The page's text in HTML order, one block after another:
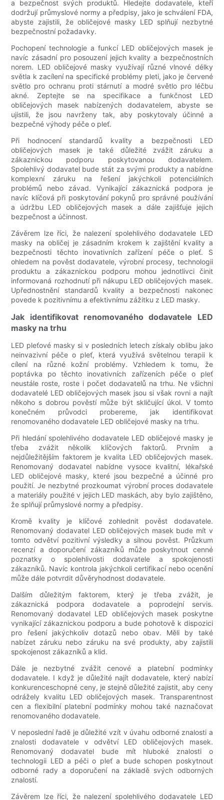
a bezpečnost svých produktů. Hledejte dodavatele, kteří
dodržují průmyslové normy a předpisy, jako je schválení FDA,
abyste zajistili, že obličejové masky LED splňují nezbytné
bezpečnostní požadavky.
Pochopení technologie a funkcí LED obličejových masek je
navíc zásadní pro posouzení jejich kvality a bezpečnostních
norem. LED obličejové masky využívají různé vlnové délky
světla k zacílení na specifické problémy pleti, jako je červené
světlo pro ochranu proti stárnutí a modré světlo pro léčbu
akné. Zeptejte se na specifikace a funkčnost LED
obličejových masek nabízených dodavatelem, abyste se
ujistili, že jsou navrženy tak, aby poskytovaly účinné a
bezpečné výhody péče o pleť.
Při hodnocení standardů kvality a bezpečnosti LED
obličejových masek je také důležité zvážit záruku a
zákaznickou podporu poskytovanou dodavatelem.
Spolehlivý dodavatel bude stát za svými produkty a nabídne
komplexní záruku na řešení jakýchkoli potenciálních
problémů nebo závad. Vynikající zákaznická podpora je
navíc klíčová při poskytování pokynů pro správné používání
a údržbu LED obličejových masek a dále zajišťuje jejich
bezpečnost a účinnost.
Závěrem lze říci, že nalezení spolehlivého dodavatele LED
masky na obličej je zásadním krokem k zajištění kvality a
bezpečnosti těchto inovativních zařízení péče o pleť. S
ohledem na pověst dodavatele, výrobní procesy, technologii
produktu a zákaznickou podporu mohou jednotlivci činit
informovaná rozhodnutí při nákupu LED obličejových masek.
Upřednostnění standardů kvality a bezpečnosti nakonec
povede k pozitivnímu a efektivnímu zážitku z LED masky.
Jak identifikovat renomovaného dodavatele LED
masky na trhu
LED pleťové masky si v posledních letech získaly oblibu jako
neinvazivní péče o pleť, která využívá světelnou terapii k
cílení na různé kožní problémy. Vzhledem k tomu, že
poptávka po těchto inovativních zařízeních péče o pleť
neustále roste, roste i počet dodavatelů na trhu. Ne všichni
dodavatelé LED obličejových masek jsou si však rovni a najít
někoho s dobrou pověstí může být skličující úkol. V tomto
konečném průvodci probereme, jak identifikovat
renomovaného dodavatele LED obličejové masky na trhu.
Při hledání spolehlivého dodavatele LED obličejové masky je
třeba zvážit několik klíčových faktorů. Prvním a
nejdůležitějším faktorem je kvalita LED obličejových masek.
Renomovaný dodavatel nabídne vysoce kvalitní, lékařské
LED obličejové masky, které jsou bezpečné a účinné pro
použití. Je nezbytné prozkoumat výrobní proces dodavatele
a materiály použité v jejich LED maskách, aby bylo zajištěno,
že splňují průmyslové normy a předpisy.
Kromě kvality je klíčové zohlednit pověst dodavatele.
Renomovaný dodavatel LED obličejových masek bude mít v
tomto odvětví pozitivní výsledky a silnou pověst. Průzkum
recenzí a doporučení zákazníků může poskytnout cenné
poznatky o spolehlivosti dodavatele a spokojenosti
zákazníků. Navíc kontrola jakýchkoli certifikací nebo ocenění
může dále potvrdit důvěryhodnost dodavatele.
Dalším důležitým faktorem, který je třeba zvážit, je
zákaznická podpora dodavatele a poprodejní servis.
Renomovaný dodavatel LED obličejových masek poskytne
vynikající zákaznickou podporu a bude pohotově k dispozici
pro řešení jakýchkoliv dotazů nebo obav. Měli by také
nabízet záruku nebo záruku na své produkty, aby zajistili
spokojenost zákazníků a klid.
Dále je nezbytné zvážit cenové a platební podmínky
dodavatele. I když je důležité najít dodavatele, který nabízí
konkurenceschopné ceny, je stejně důležité zajistit, aby ceny
odrážely kvalitu LED obličejových masek. Transparentnost
cen a flexibilní platební podmínky mohou také naznačovat
renomovaného dodavatele.
V neposlední řadě je důležité vzít v úvahu odborné znalosti a
znalosti dodavatele v odvětví LED obličejových masek.
Renomovaný dodavatel bude mít hluboké znalosti o
technologii LED a péči o pleť a bude schopen poskytnout
odborné rady a doporučení na základě svých odborných
znalostí.
Závěrem lze říci, že nalezení spolehlivého dodavatele LED